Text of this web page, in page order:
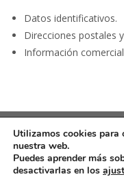
Datos identificativos.
Direcciones postales
Información
Utilizamos cookies para
nuestra web.
Puedes aprender más
desactivarlas en los